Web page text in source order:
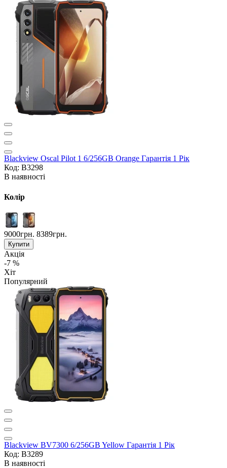
Blackview Oscal Pilot 1 6/256GB Orange Гарантія 1 Рік
Код: B3298
В наявності
Колір
9000грн. 8389грн.
Купити
Акція
-7 %
Хіт
Популярний
Blackview BV7300 6/256GB Yellow Гарантія 1 Рік
Код: B3289
В наявності